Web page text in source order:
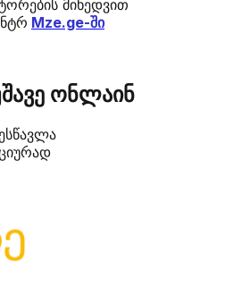
მიხედვით
Mze.ge-ში
ონლაინ